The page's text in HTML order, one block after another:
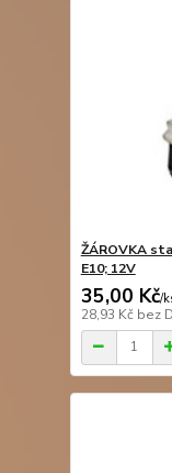
ŽÁROVKA
E10; 12V
35,00 Kč/
28,93 Kč bez